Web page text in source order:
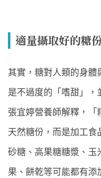
適量攝取好的糖
其實，糖對人類的身體
是不過度的「嗜甜」，
張宜婷營養師解釋，「
天然糖份，而是加工食
砂糖、高果糖糖漿、玉
果、餅乾等可能都有添